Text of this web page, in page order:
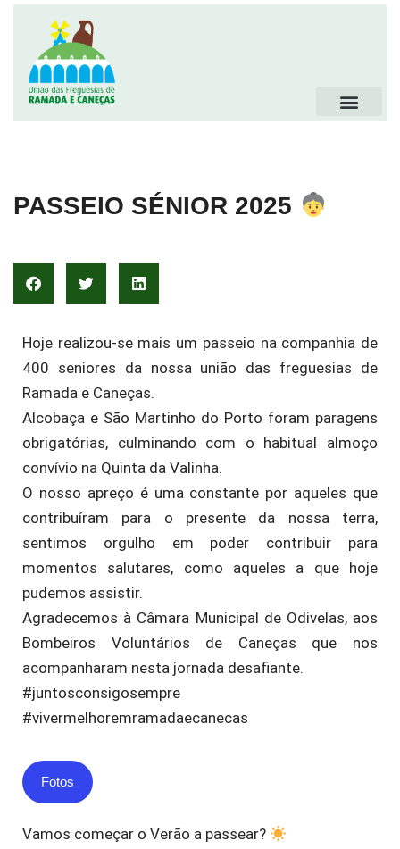
PASSEIO SÉNIOR 2025
Hoje realizou-se mais um passeio na companhia de
400 seniores da nossa união das freguesias de
Ramada e Caneças.
Alcobaça e São Martinho do Porto foram paragens
obrigatórias, culminando com o habitual almoço
convívio na Quinta da Valinha.
O nosso apreço é uma constante por aqueles que
contribuíram para o presente da nossa terra,
sentimos orgulho em poder contribuir para
momentos salutares, como aqueles a que hoje
pudemos assistir.
Agradecemos à Câmara Municipal de Odivelas, aos
Bombeiros Voluntários de Caneças que nos
acompanharam nesta jornada desafiante.
#juntosconsigosempre
#vivermelhoremramadaecanecas
Fotos
Vamos começar o Verão a passear?